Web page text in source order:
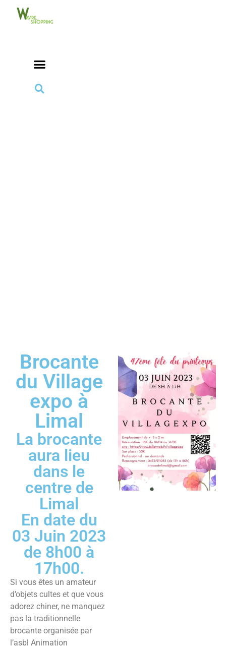
Brocante
du Village
expo à
Limal
La brocante
aura lieu
dans le
centre de
Limal
En date du
03 Juin 2023
de 8h00 à
17h00.
Si vous êtes un amateur
d’objets cultes et que vous
adorez chiner, ne manquez
pas la traditionnelle
brocante organisée par
l’asbl Animation